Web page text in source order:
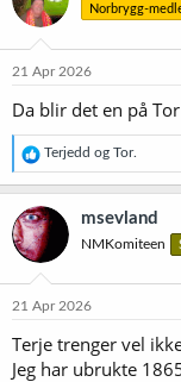
j
o
e
:
Norbrygg-
21 Apr 2026
Da blir det en på
R
e
a
k
s
j
o
e
:
Terjedd og Tor.
msevland
NMKomiteen
21 Apr 2026
Terje trenger vel
Jeg har ubrukte